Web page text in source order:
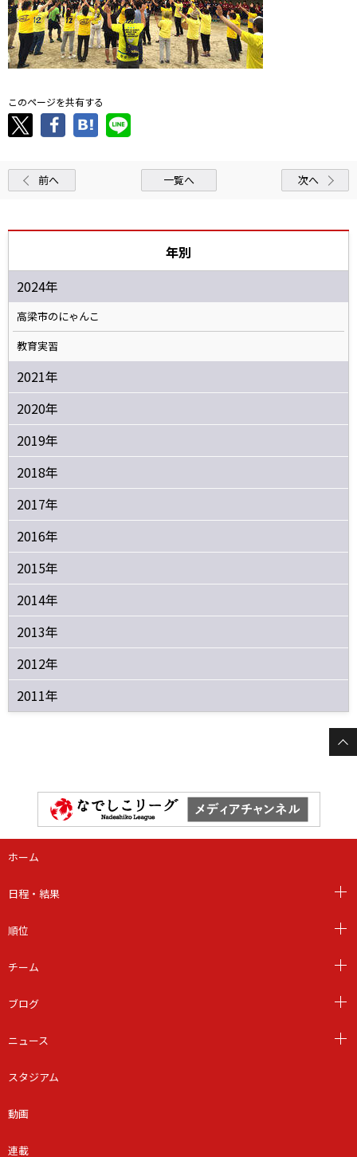
このページを共有する
前へ 一覧へ 次へ
年別
2024年
高梁市のにゃんこ
教育実習
2021年
2020年
2019年
2018年
2017年
2016年
2015年
2014年
2013年
2012年
2011年
ホーム
日程・結果
順位
チーム
ブログ
ニュース
スタジアム
動画
連載